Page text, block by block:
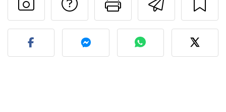
Publier votre photo de